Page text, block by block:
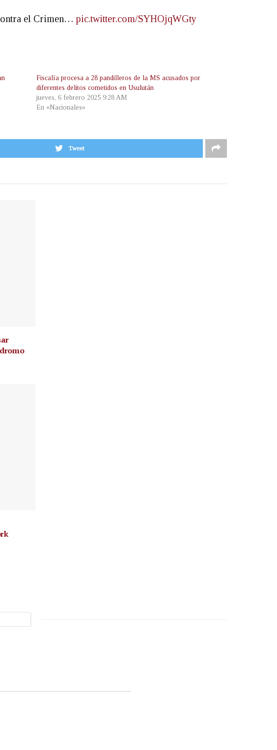
el Crimen… pic.twitter.com/SYHOjqWGty
Fiscalía procesa a 28 pandilleros de la MS acusados por
diferentes delitos cometidos en Usulután
jueves, 6 febrero 2025 9:28 AM
En «Nacionales»
Tweet